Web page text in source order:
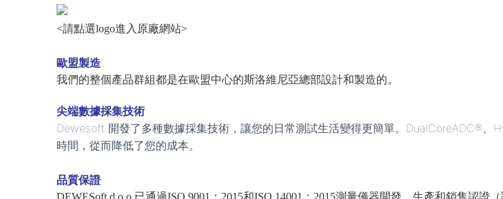
<請點選logo進入原廠網站>
歐盟製造
我們的整個產品群組都是在歐盟中心的斯洛維尼亞總部設計和製造的。
尖端數據採集技術
Dewesoft 開發了多種數據採集技術，讓您的日常測試生活變得更簡單。DualCoreADC®
時間，從而降低了您的成本。
品質保證
DEWESoft d.o.o.已通過ISO 9001：2015和ISO 14001：2015測量儀器開發、生產和銷售認證